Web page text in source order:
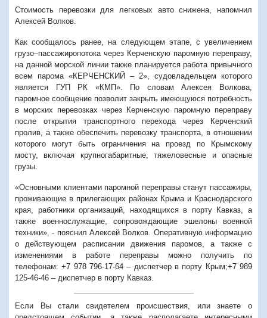
Стоимость перевозки для легковых авто снижена, напомнил
Алексей Волков.
Как сообщалось ранее, на следующем этапе, с увеличением
грузо–пассажиропотока через Керченскую паромную переправу,
на данной морской линии также планируется работа привычного
всем парома «КЕРЧЕНСКИЙ – 2», судовладельцем которого
является ГУП РК «КМП». По словам Алексея Волкова,
паромное сообщение позволит закрыть имеющуюся потребность
в морских перевозках через Керченскую паромную переправу
после открытия транспортного перехода через Керченский
пролив, а также обеспечить перевозку транспорта, в отношении
которого могут быть ограничения на проезд по Крымскому
мосту, включая крупногабаритные, тяжеловесные и опасные
грузы.
«Основными клиентами паромной переправы станут пассажиры,
проживающие в прилегающих районах Крыма и Краснодарского
края, работники организаций, находящихся в порту Кавказ, а
также военнослужащие, сопровождающие эшелоны военной
техники», - пояснил Алексей Волков. Оперативную информацию
о действующем расписании движения паромов, а также с
изменениями в работе переправы можно получить по
телефонам: +7 978 796-17-64 – диспетчер в порту Крым;+7 989
125-46-46 – диспетчер в порту Кавказ.
Если Вы стали свидетелем происшествия, или знаете о